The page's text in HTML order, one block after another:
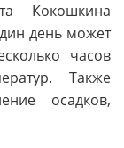
Кокошкина
день может
часов
Также
осадков,